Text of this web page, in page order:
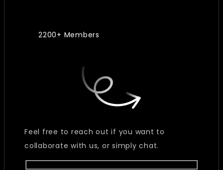
2200+ Members
Feel free to reach out if you want to
collaborate with us, or simply chat.